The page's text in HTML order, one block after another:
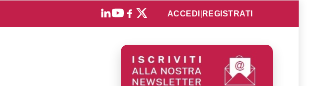
ACCEDI REGISTRATI